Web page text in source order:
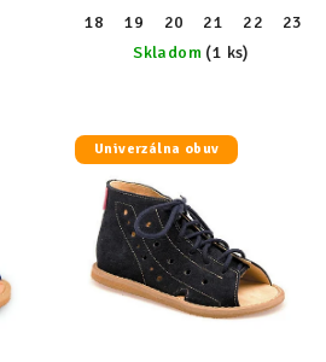
18 19 20 21 22 23
Skladom (1 ks)
Univerzálna obuv